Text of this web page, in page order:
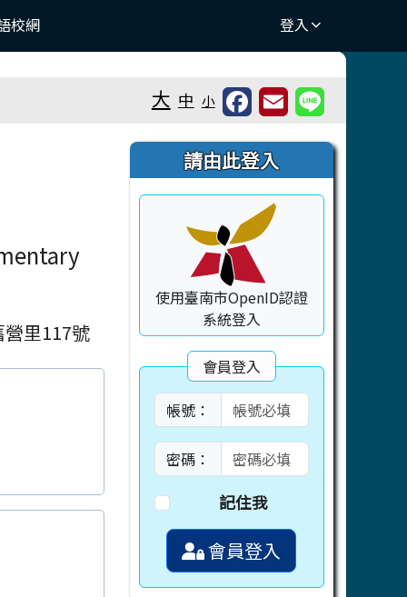
校網 登入
大 中 小
里117號
右邊區域內容
請由此登入
使用臺南市OpenID認證
系統登入
會員登入
帳號：
密碼：
記住我
會員登入